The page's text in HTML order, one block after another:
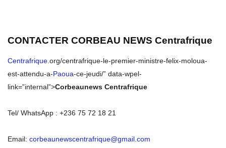
CONTACTER CORBEAU NEWS Centrafrique
Centrafrique.org/centrafrique-le-premier-ministre-felix-moloua-
est-attendu-a-Paoua-ce-jeudi/” data-wpel-
link=”internal”>Corbeaunews Centrafrique
Tel/ WhatsApp : +236 75 72 18 21
Email: corbeaunewscentrafrique@gmail.com